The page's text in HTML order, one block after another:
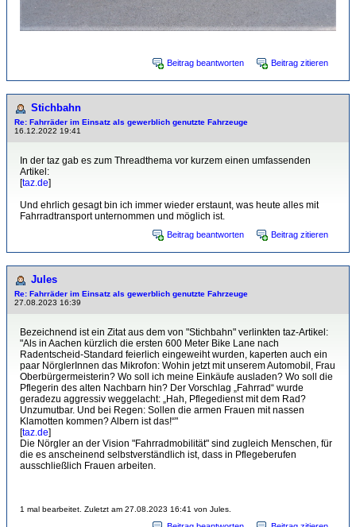
Beitrag beantworten Beitrag zitieren
Stichbahn
Re: Fahrräder im Einsatz als gewerblich genutzte Fahrzeuge
16.12.2022 19:41
In der taz gab es zum Threadthema vor kurzem einen umfassenden
Artikel:
[taz.de]
Und ehrlich gesagt bin ich immer wieder erstaunt, was heute alles mit
Fahrradtransport unternommen und möglich ist.
Beitrag beantworten Beitrag zitieren
Jules
Re: Fahrräder im Einsatz als gewerblich genutzte Fahrzeuge
27.08.2023 16:39
Bezeichnend ist ein Zitat aus dem von "Stichbahn" verlinkten taz-Artikel:
"Als in Aachen kürzlich die ersten 600 Meter Bike Lane nach
Radentscheid-Standard feierlich eingeweiht wurden, kaperten auch ein
paar NörglerInnen das Mikrofon: Wohin jetzt mit unserem Automobil, Frau
Oberbürgermeisterin? Wo soll ich meine Einkäufe ausladen? Wo soll die
Pflegerin des alten Nachbarn hin? Der Vorschlag „Fahrrad“ wurde
geradezu aggressiv weggelacht: „Hah, Pflegedienst mit dem Rad?
Unzumutbar. Und bei Regen: Sollen die armen Frauen mit nassen
Klamotten kommen? Albern ist das!“"
[taz.de]
Die Nörgler an der Vision "Fahrradmobilität" sind zugleich Menschen, für
die es anscheinend selbstverständlich ist, dass in Pflegeberufen
ausschließlich Frauen arbeiten.
1 mal bearbeitet. Zuletzt am 27.08.2023 16:41 von Jules.